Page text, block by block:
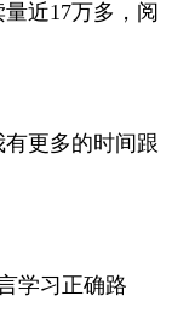
近17万多，阅
更多的时间跟
学习正确路